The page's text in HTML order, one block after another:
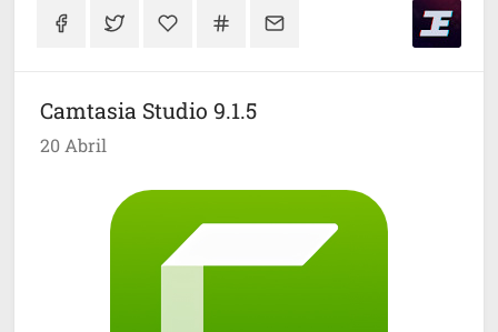
Camtasia Studio 9.1.5
20 Abril